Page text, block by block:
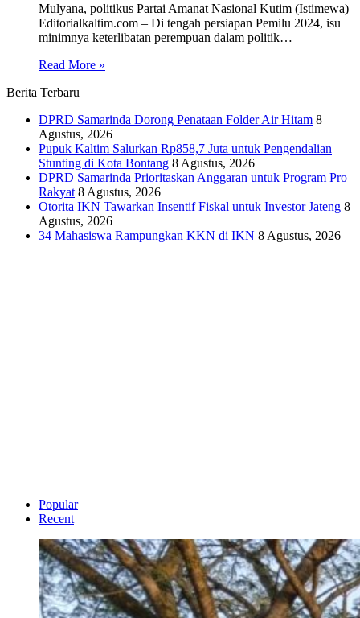
Mulyana, politikus Partai Amanat Nasional Kutim (Istimewa)
Editorialkaltim.com – Di tengah persiapan Pemilu 2024, isu
minimnya keterlibatan perempuan dalam politik…
Read More »
Berita Terbaru
DPRD Samarinda Dorong Penataan Folder Air Hitam 8
Agustus, 2026
Pupuk Kaltim Salurkan Rp858,7 Juta untuk Pengendalian
Stunting di Kota Bontang 8 Agustus, 2026
DPRD Samarinda Prioritaskan Anggaran untuk Program Pro
Rakyat 8 Agustus, 2026
Otorita IKN Tawarkan Insentif Fiskal untuk Investor Jateng 8
Agustus, 2026
34 Mahasiswa Rampungkan KKN di IKN 8 Agustus, 2026
Popular
Recent